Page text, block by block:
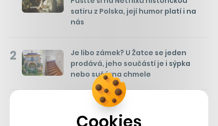
satiru z Polska, její humor platí i na
nás
2
Je libo zámek? U Žatce se jeden
prodává, jeho součástí je i sýpka
nebo sušárna chmele
Jak vydělat 200 milionů za pár
měsíců? Mladý investor to zvládl s